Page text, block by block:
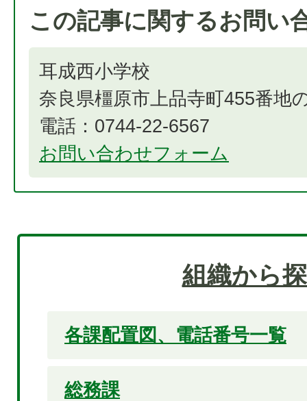
この記事に関するお問い
耳成西小学校
奈良県橿原市上品寺町455番地
電話：0744-22-6567
お問い合わせフォーム
組織から
各課配置図、電話番号一覧
総務課